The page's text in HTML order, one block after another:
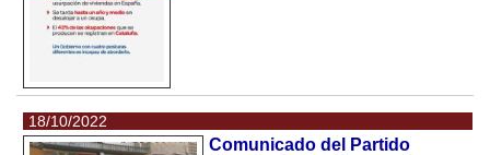
18/10/2022
Comunicado del Partido